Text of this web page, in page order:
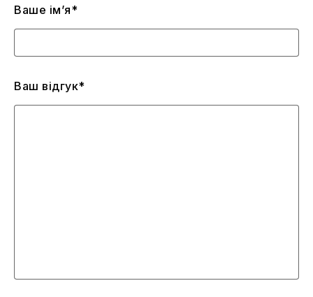
Ваше ім’я*
Ваш відгук*